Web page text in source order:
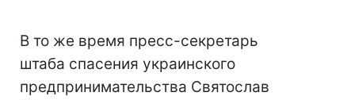
В то же время пресс-секретарь
штаба спасения украинского
предпринимательства Святослав